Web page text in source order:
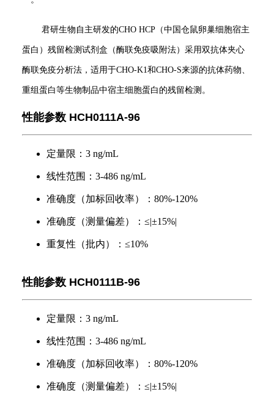
君研生物自主研发的CHO HCP（中国仓鼠卵巢细胞宿主
蛋白）残留检测试剂盒（酶联免疫吸附法）采用双抗体夹心
酶联免疫分析法，适用于CHO-K1和CHO-S来源的抗体药物、
重组蛋白等生物制品中宿主细胞蛋白的残留检测。
性能参数 HCH0111A-96
定量限：3 ng/mL
线性范围：3-486 ng/mL
准确度（加标回收率）：80%-120%
准确度（测量偏差）：≤|±15%|
重复性（批内）：≤10%
性能参数 HCH0111B-96
定量限：3 ng/mL
线性范围：3-486 ng/mL
准确度（加标回收率）：80%-120%
准确度（测量偏差）：≤|±15%|